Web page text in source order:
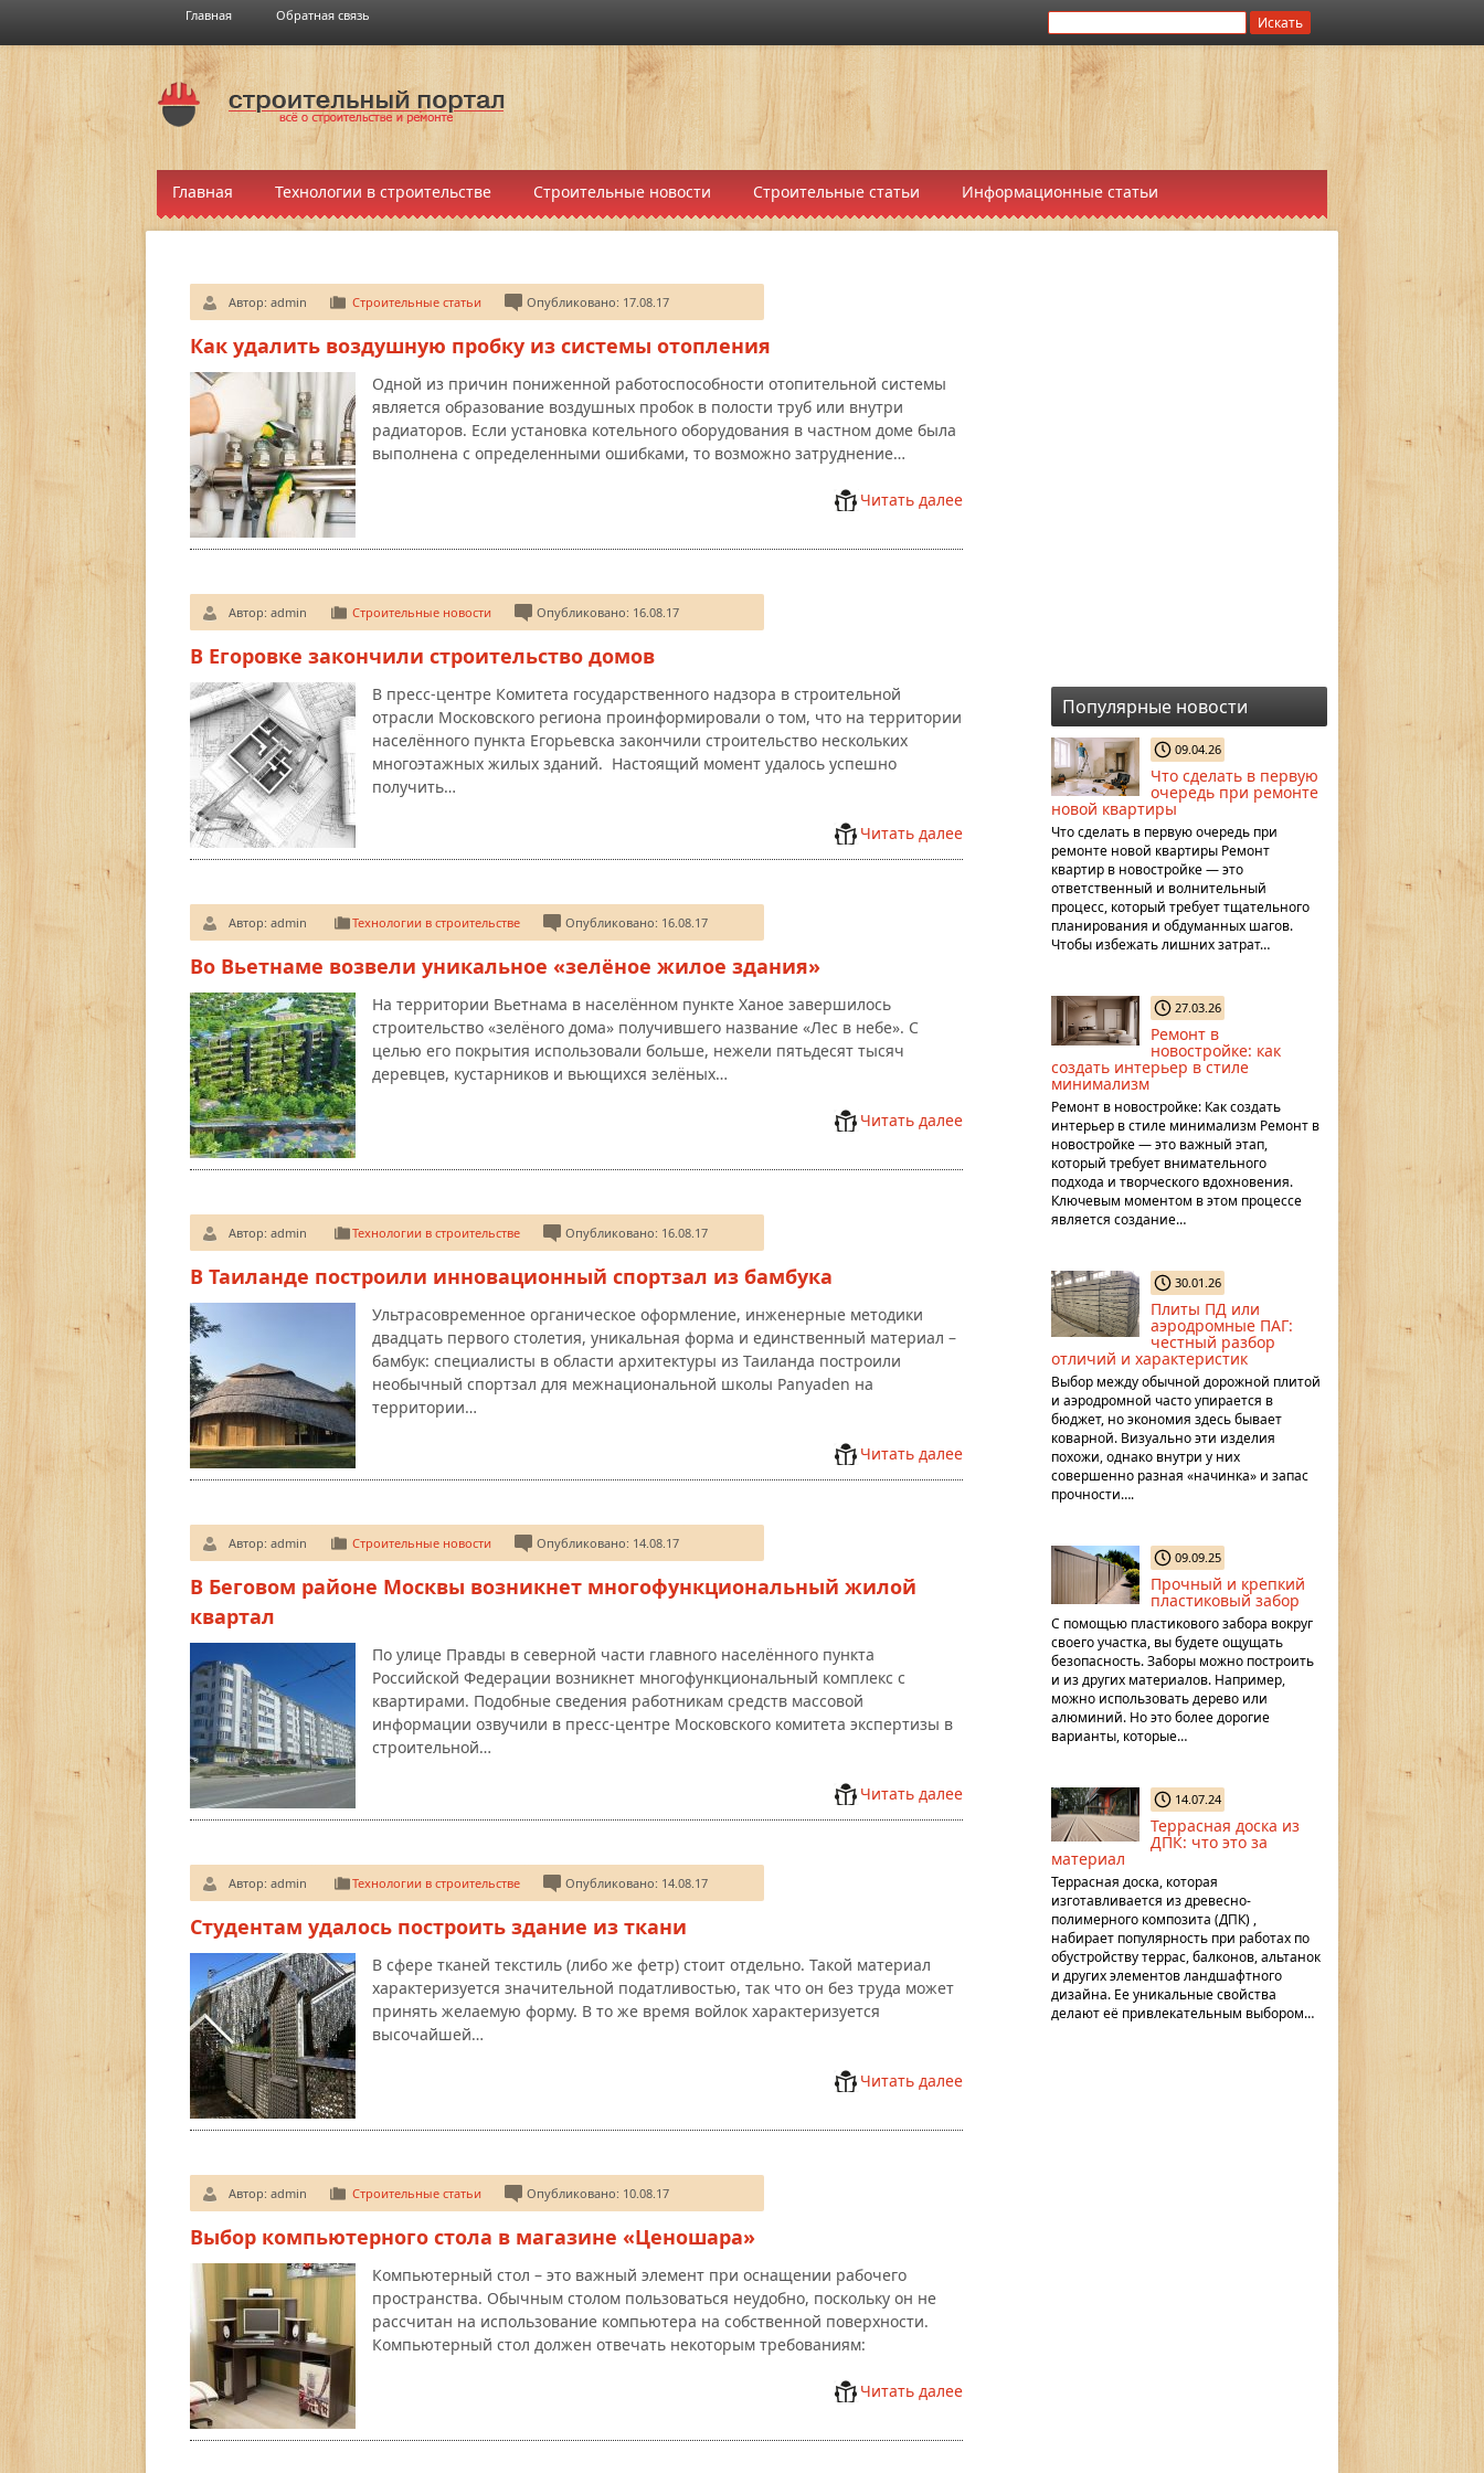
Главная Обратная связь
Главная Технологии в строительстве Строительные новости Строительные статьи Информационные статьи
Автор: admin Строительные статьи Опубликовано: 17.08.17
Как удалить воздушную пробку из системы отопления
Одной из причин пониженной работоспособности отопительной системы
является образование воздушных пробок в полости труб или внутри
радиаторов. Если установка котельного оборудования в частном доме была
выполнена с определенными ошибками, то возможно затруднение…
Читать далее
Автор: admin Строительные новости Опубликовано: 16.08.17
В Егоровке закончили строительство домов
В пресс-центре Комитета государственного надзора в строительной
отрасли Московского региона проинформировали о том, что на территории
населённого пункта Егорьевска закончили строительство нескольких
многоэтажных жилых зданий. Настоящий момент удалось успешно
получить…
Читать далее
Автор: admin Технологии в строительстве Опубликовано: 16.08.17
Во Вьетнаме возвели уникальное «зелёное жилое здания»
На территории Вьетнама в населённом пункте Ханое завершилось
строительство «зелёного дома» получившего название «Лес в небе». С
целью его покрытия использовали больше, нежели пятьдесят тысяч
деревцев, кустарников и вьющихся зелёных…
Читать далее
Автор: admin Технологии в строительстве Опубликовано: 16.08.17
В Таиланде построили инновационный спортзал из бамбука
Ультрасовременное органическое оформление, инженерные методики
двадцать первого столетия, уникальная форма и единственный материал –
бамбук: специалисты в области архитектуры из Таиланда построили
необычный спортзал для межнациональной школы Panyaden на
территории…
Читать далее
Автор: admin Строительные новости Опубликовано: 14.08.17
В Беговом районе Москвы возникнет многофункциональный жилой
квартал
По улице Правды в северной части главного населённого пункта
Российской Федерации возникнет многофункциональный комплекс с
квартирами. Подобные сведения работникам средств массовой
информации озвучили в пресс-центре Московского комитета экспертизы в
строительной…
Читать далее
Автор: admin Технологии в строительстве Опубликовано: 14.08.17
Студентам удалось построить здание из ткани
В сфере тканей текстиль (либо же фетр) стоит отдельно. Такой материал
характеризуется значительной податливостью, так что он без труда может
принять желаемую форму. В то же время войлок характеризуется
высочайшей…
Читать далее
Автор: admin Строительные статьи Опубликовано: 10.08.17
Выбор компьютерного стола в магазине «Ценошара»
Компьютерный стол – это важный элемент при оснащении рабочего
пространства. Обычным столом пользоваться неудобно, поскольку он не
рассчитан на использование компьютера на собственной поверхности.
Компьютерный стол должен отвечать некоторым требованиям:
Читать далее
Популярные новости
09.04.26
Что сделать в первую
очередь при ремонте
новой квартиры
Что сделать в первую очередь при
ремонте новой квартиры Ремонт
квартир в новостройке — это
ответственный и волнительный
процесс, который требует тщательного
планирования и обдуманных шагов.
Чтобы избежать лишних затрат…
27.03.26
Ремонт в
новостройке: как
создать интерьер в стиле
минимализм
Ремонт в новостройке: Как создать
интерьер в стиле минимализм Ремонт в
новостройке — это важный этап,
который требует внимательного
подхода и творческого вдохновения.
Ключевым моментом в этом процессе
является создание…
30.01.26
Плиты ПД или
аэродромные ПАГ:
честный разбор
отличий и характеристик
Выбор между обычной дорожной плитой
и аэродромной часто упирается в
бюджет, но экономия здесь бывает
коварной. Визуально эти изделия
похожи, однако внутри у них
совершенно разная «начинка» и запас
прочности….
09.09.25
Прочный и крепкий
пластиковый забор
С помощью пластикового забора вокруг
своего участка, вы будете ощущать
безопасность. Заборы можно построить
и из других материалов. Например,
можно использовать дерево или
алюминий. Но это более дорогие
варианты, которые…
14.07.24
Террасная доска из
ДПК: что это за
материал
Террасная доска, которая
изготавливается из древесно-
полимерного композита (ДПК) ,
набирает популярность при работах по
обустройству террас, балконов, альтанок
и других элементов ландшафтного
дизайна. Ее уникальные свойства
делают её привлекательным выбором…